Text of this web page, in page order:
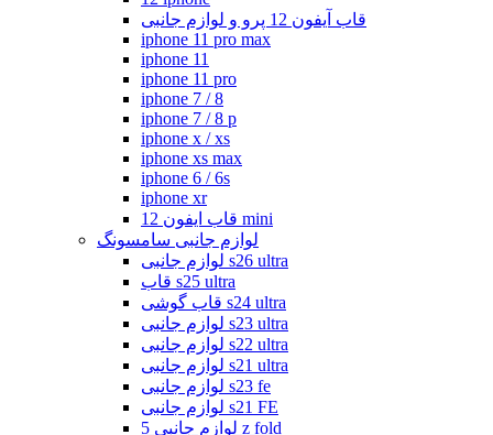
قاب آیفون 12 پرو و لوازم جانبی
iphone 11 pro max
iphone 11
iphone 11 pro
iphone 7 / 8
iphone 7 / 8 p
iphone x / xs
iphone xs max
iphone 6 / 6s
iphone xr
قاب ایفون 12 mini
لوازم جانبی سامسونگ
لوازم جانبی s26 ultra
قاب s25 ultra
قاب گوشی s24 ultra
لوازم جانبی s23 ultra
لوازم جانبی s22 ultra
لوازم جانبی s21 ultra
لوازم جانبی s23 fe
لوازم جانبی s21 FE
لوازم جانبی 5 z fold